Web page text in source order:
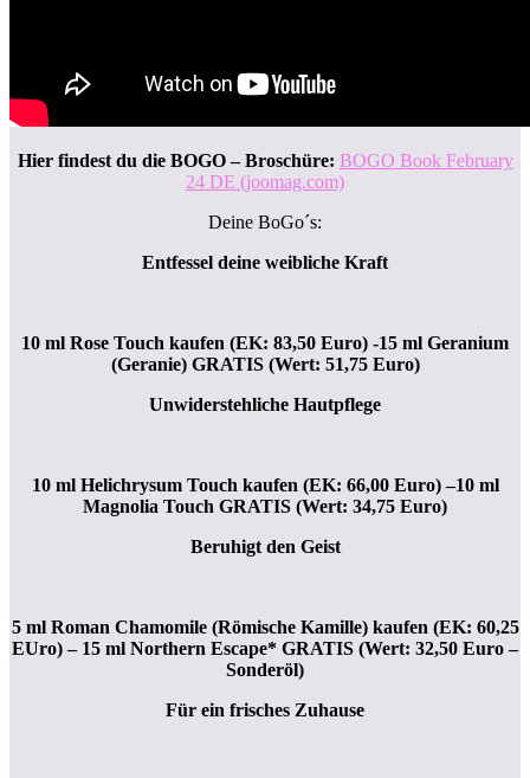
Hier findest du die BOGO – Broschüre: BOGO Book February
24 DE (joomag.com)
Deine BoGo´s:
Entfessel deine weibliche Kraft
10 ml Rose Touch kaufen (EK: 83,50 Euro) -15 ml Geranium
(Geranie) GRATIS (Wert: 51,75 Euro)
Unwiderstehliche Hautpflege
10 ml Helichrysum Touch kaufen (EK: 66,00 Euro) –10 ml
Magnolia Touch GRATIS (Wert: 34,75 Euro)
Beruhigt den Geist
5 ml Roman Chamomile (Römische Kamille) kaufen (EK: 60,25
EUro) – 15 ml Northern Escape* GRATIS (Wert: 32,50 Euro –
Sonderöl)
Für ein frisches Zuhause